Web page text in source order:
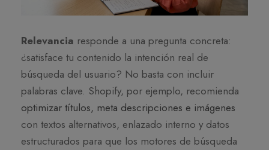
Relevancia responde a una pregunta concreta:
¿satisface tu contenido la intención real de
búsqueda del usuario? No basta con incluir
palabras clave. Shopify, por ejemplo, recomienda
optimizar títulos, meta descripciones e imágenes
con textos alternativos, enlazado interno y datos
estructurados para que los motores de búsqueda